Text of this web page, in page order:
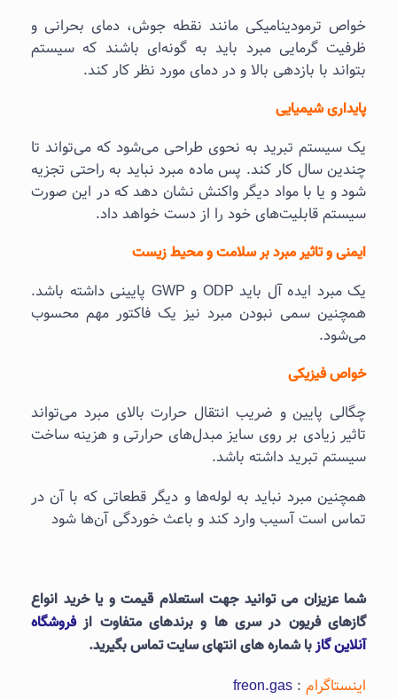
خواص ترمودینامیکی مانند نقطه جوش، دمای بحرانی و
ظرفیت گرمایی مبرد باید به گونه‌ای باشند که سیستم
بتواند با بازدهی بالا و در دمای مورد نظر کار کند.
پایداری شیمیایی
یک سیستم تبرید به نحوی طراحی می‌شود که می‌تواند تا
چندین سال کار کند. پس ماده مبرد نباید به راحتی تجزیه
شود و یا با مواد دیگر واکنش نشان دهد که در این صورت
سیستم قابلیت‌های خود را از دست خواهد داد.
ایمنی و تاثیر مبرد بر سلامت و محیط زیست
یک مبرد ایده آل باید ODP و GWP پایینی داشته باشد.
همچنین سمی نبودن مبرد نیز یک فاکتور مهم محسوب
می‌شود.
خواص فیزیکی
چگالی پایین و ضریب انتقال حرارت بالای مبرد می‌تواند
تاثیر زیادی بر روی سایز مبدل‌های حرارتی و هزینه ساخت
سیستم تبرید داشته باشد.
همچنین مبرد نباید به لوله‌ها و دیگر قطعاتی که با آن در
تماس است آسیب وارد کند و باعث خوردگی آن‌ها شود
شما عزیزان می توانید جهت استعلام قیمت و یا خرید انواع
گازهای فریون در سری ها و برندهای متفاوت ازفروشگاه
آنلاین گازبا شماره های انتهای سایت تماس بگیرید.
اینستاگرام :
freon.gas